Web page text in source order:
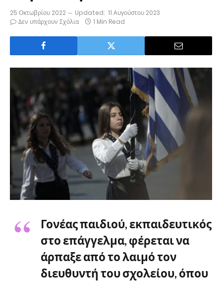
25 Οκτωβρίου 2022 Updated: 11 Αυγούστου 2023
Δεν υπάρχουν Σχόλια
1 Min Read
Γονέας παιδιού, εκπαιδευτικός
στο επάγγελμα, φέρεται να
άρπαξε από το λαιμό τον
διευθυντή του σχολείου, όπου